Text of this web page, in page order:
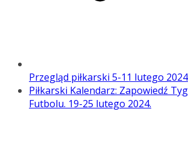
Przegląd piłkarski 5-11 lutego 2024
Piłkarski Kalendarz: Zapowiedź
Futbolu. 19-25 lutego 2024.